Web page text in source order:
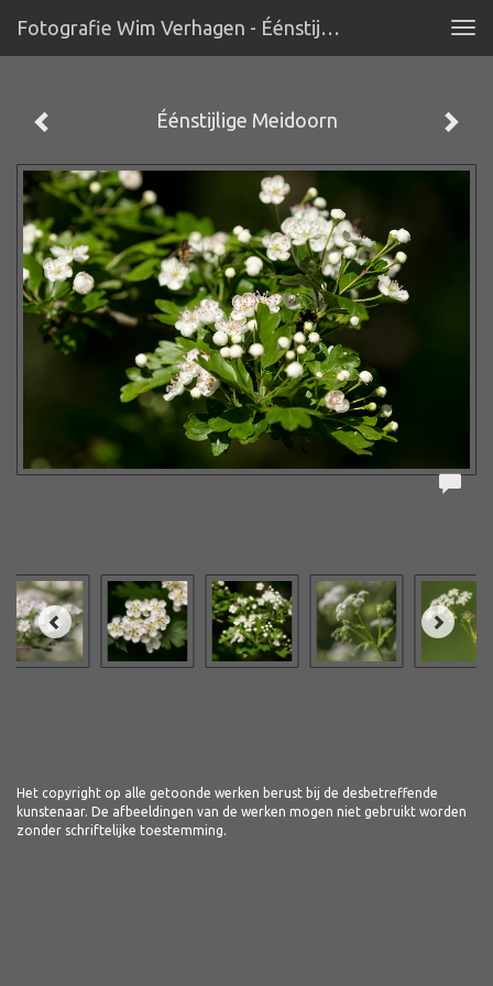
Fotografie Wim Verhagen - Éénstijlige Meidoorn
Éénstijlige Meidoorn
Het copyright op alle getoonde werken berust bij de desbetreffende
kunstenaar. De afbeeldingen van de werken mogen niet gebruikt worden
zonder schriftelijke toestemming.